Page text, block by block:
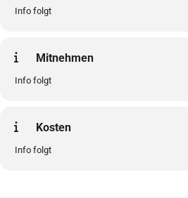
Info folgt
Mitnehmen
Info folgt
Kosten
Info folgt